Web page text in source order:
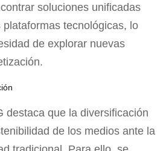
soluciones unificadas
tecnológicas, lo
de explorar nuevas
destaca que la diversificación
de los medios ante la